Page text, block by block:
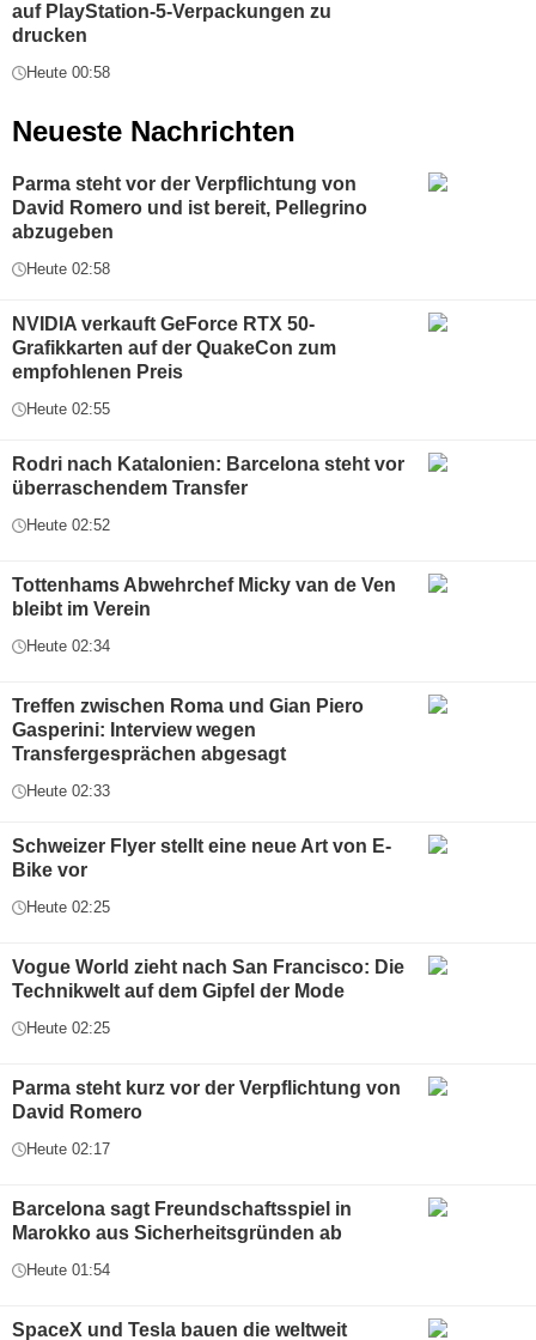
auf PlayStation-5-Verpackungen zu
drucken
Heute 00:58
Neueste Nachrichten
Parma steht vor der Verpflichtung von
David Romero und ist bereit, Pellegrino
abzugeben
Heute 02:58
NVIDIA verkauft GeForce RTX 50-
Grafikkarten auf der QuakeCon zum
empfohlenen Preis
Heute 02:55
Rodri nach Katalonien: Barcelona steht vor
überraschendem Transfer
Heute 02:52
Tottenhams Abwehrchef Micky van de Ven
bleibt im Verein
Heute 02:34
Treffen zwischen Roma und Gian Piero
Gasperini: Interview wegen
Transfergesprächen abgesagt
Heute 02:33
Schweizer Flyer stellt eine neue Art von E-
Bike vor
Heute 02:25
Vogue World zieht nach San Francisco: Die
Technikwelt auf dem Gipfel der Mode
Heute 02:25
Parma steht kurz vor der Verpflichtung von
David Romero
Heute 02:17
Barcelona sagt Freundschaftsspiel in
Marokko aus Sicherheitsgründen ab
Heute 01:54
SpaceX und Tesla bauen die weltweit